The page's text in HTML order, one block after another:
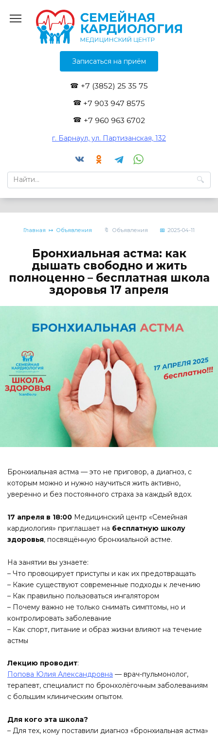
содержанию
Записаться на приём
+7 (3852) 25 35 75
+7 903 947 8575
+7 960 963 6702
г. Барнаул, ул. Партизанская, 132
Search
for:
Главная Объявления Объявления 2025-04-11
Бронхиальная астма: как
дышать свободно и жить
полноценно – бесплатная школа
здоровья 17 апреля
Бронхиальная астма — это не приговор, а диагноз, с
которым можно и нужно научиться жить активно,
уверенно и без постоянного страха за каждый вдох.
17 апреля в 18:00 Медицинский центр «Семейная
кардиология» приглашает на бесплатную школу
здоровья, посвящённую бронхиальной астме.
На занятии вы узнаете:
– Что провоцирует приступы и как их предотвращать
– Какие существуют современные подходы к лечению
– Как правильно пользоваться ингалятором
– Почему важно не только снимать симптомы, но и
контролировать заболевание
– Как спорт, питание и образ жизни влияют на течение
астмы
Лекцию проводит:
Попова Юлия Александровна — врач-пульмонолог,
терапевт, специалист по бронхолёгочным заболеваниям
с большим клиническим опытом.
Для кого эта школа?
– Для тех, кому поставили диагноз «бронхиальная астма»